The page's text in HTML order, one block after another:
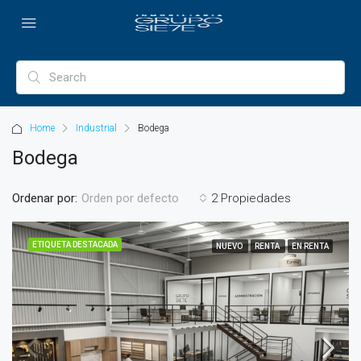
Home Industrial Bodega
Bodega
2 Propiedades
Ordenar por: Orden por defecto
ETIQUETA DESTACADA NUEVO RENTA EN RENTA